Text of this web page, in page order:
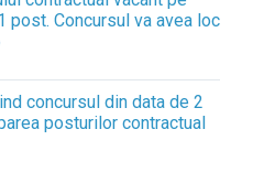
post. Concursul va avea loc
concursul din data de 2
posturilor contractual